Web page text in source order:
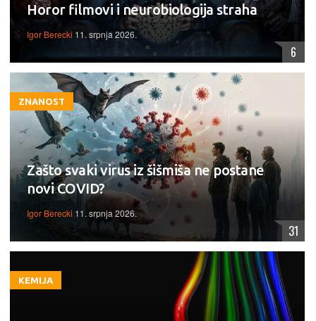
Horor filmovi i neurobiologija straha
Igor Berecki 11. srpnja 2026.
6
ZNANOST
Zašto svaki virus iz šišmiša ne postane
novi COVID?
Igor Berecki 11. srpnja 2026.
31
KEMIJA